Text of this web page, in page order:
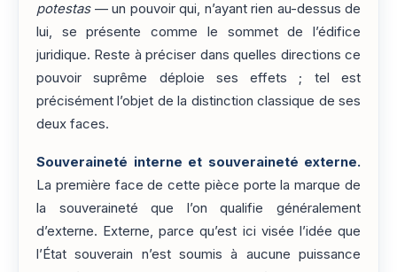
potestas— un pouvoir qui, n’ayant rien au-dessus de
lui, se présente comme le sommet de l’édifice
juridique. Reste à préciser dans quelles directions ce
pouvoir suprême déploie ses effets ; tel est
précisément l’objet de la distinction classique de ses
deux faces.
Souveraineté interne et souveraineté externe.
La première face de cette pièce porte la marque de
la souveraineté que l’on qualifie généralement
d’externe. Externe, parce qu’est ici visée l’idée que
l’État souverain n’est soumis à aucune puissance